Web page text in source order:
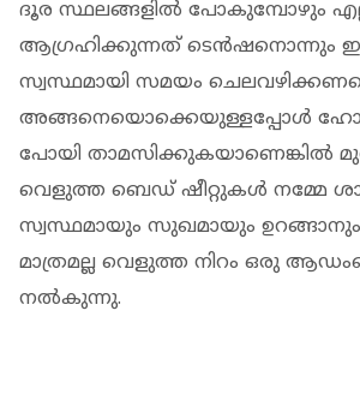
ദൂര സ്ഥലങ്ങളില്‍ പോകുമ്പോഴും
ആഗ്രഹിക്കുന്നത് ടെന്‍ഷനൊന്നും
സ്വസ്ഥമായി സമയം
അങ്ങനെയൊക്കെയുള്ളപ്പോള്‍
പോയി താമസിക്കുകയാണെങ്കില്‍
വെളുത്ത ബെഡ് ഷീറ്റുകള്‍ നമ്മേ
സ്വസ്ഥമായും സുഖമായും
മാത്രമല്ല വെളുത്ത നിറം ഒരു
നല്‍കുന്നു.